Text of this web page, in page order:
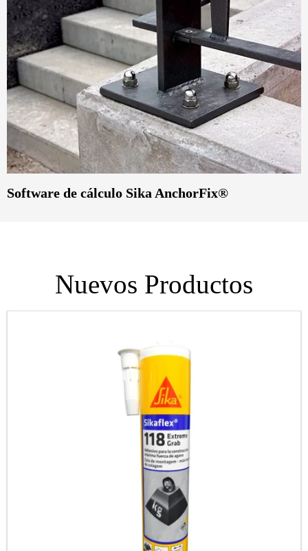
Software de cálculo Sika AnchorFix®
Nuevos Productos